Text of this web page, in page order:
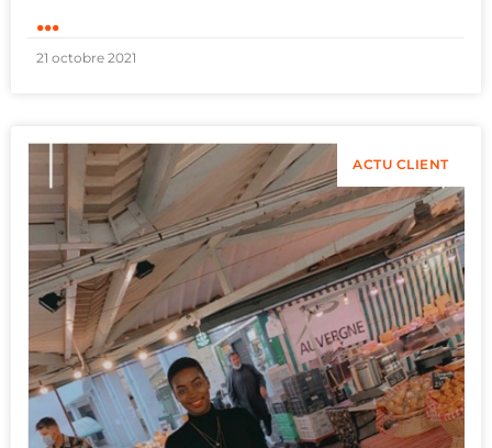
...
21 octobre 2021
ACTU CLIENT